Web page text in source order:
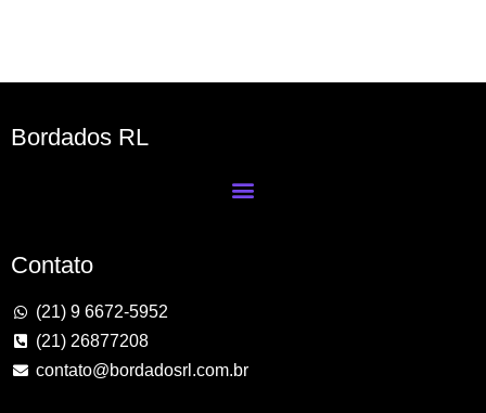
Bordados RL
Contato
(21) 9 6672-5952
(21) 26877208
contato@bordadosrl.com.br